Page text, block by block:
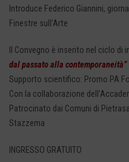
Introduce Federico Giannini,
Finestre sull’Arte
Il Convegno è inserito nel ciclo di
dal passato alla contemporaneità”
Supporto scientifico: Promo PA
Con la collaborazione
Patrocinato dai Comuni di
Stazzema
INGRESSO GRATUITO